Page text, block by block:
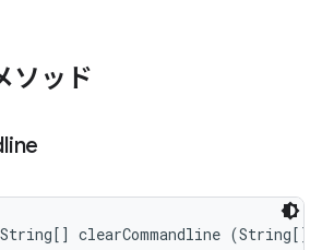
ソッド
clearCommandline (String[]